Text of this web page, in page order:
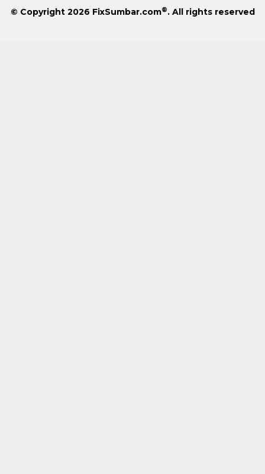
© Copyright 2026 FixSumbar.com®. All rights reserved